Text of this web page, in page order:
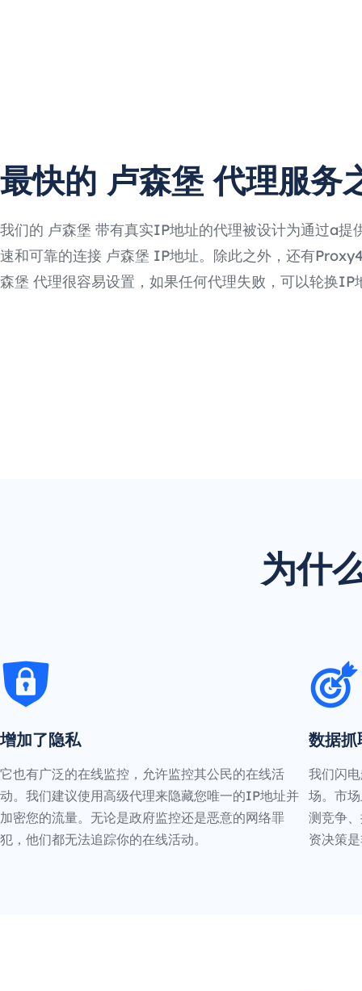
最快的 卢森堡 代理服务
我们的 卢森堡 带有真实IP地址的代理被设计为通过a提
速和可靠的连接 卢森堡 IP地址。除此之外，还有
森堡 代理很容易设置，如果任何代理失败，可以轮换IP
为什
增加了隐私
它也有广泛的在线监控，允许监控其公民的在线活
动。我们建议使用高级代理来隐藏您唯一的IP地址并
加密您的流量。无论是政府监控还是恶意的网络罪
犯，他们都无法追踪你的在线活动。
数据抓
我们闪
场。市
测竞争
资决策